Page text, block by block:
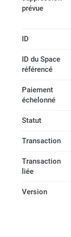
prévue
ID
ID du Space
référencé
Paiement
échelonné
Statut
Transaction
Transaction
liée
Version